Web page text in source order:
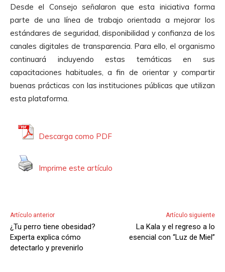
Desde el Consejo señalaron que esta iniciativa forma
parte de una línea de trabajo orientada a mejorar los
estándares de seguridad, disponibilidad y confianza de los
canales digitales de transparencia. Para ello, el organismo
continuará incluyendo estas temáticas en sus
capacitaciones habituales, a fin de orientar y compartir
buenas prácticas con las instituciones públicas que utilizan
esta plataforma.
Descarga como PDF
Imprime este artículo
Artículo anterior
¿Tu perro tiene obesidad?
Experta explica cómo
detectarlo y prevenirlo
Artículo siguiente
La Kala y el regreso a lo
esencial con “Luz de Miel”